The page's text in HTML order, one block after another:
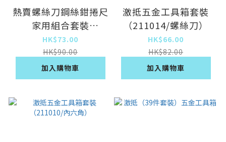
熱賣螺絲刀鋼絲鉗捲尺
家用組合套裝
（6007）
HK$73.00
HK$90.00
加入購物車
激抵五金工具箱套裝
（211014/螺絲刀）
HK$66.00
HK$82.00
加入購物車